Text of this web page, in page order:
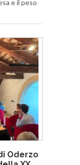
e il peso
Oderzo